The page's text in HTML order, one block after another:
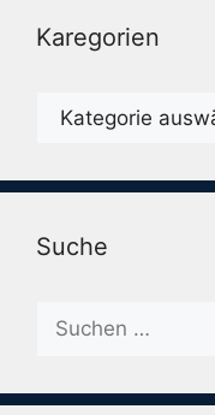
Karegorien
Karegorien
Suche
Suche
nach: